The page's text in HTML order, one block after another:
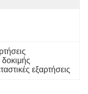
εξαρτήσεις